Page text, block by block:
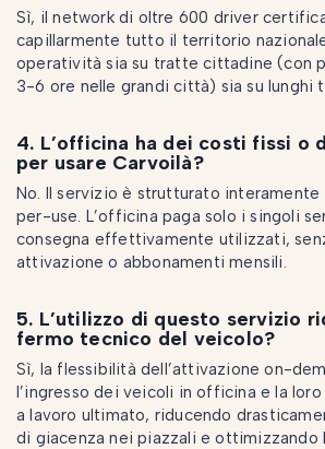
Sì, il network di oltre 600 driver
capillarmente tutto il territorio
operatività sia su tratte cittadine (con
3-6 ore nelle grandi città) sia su lunghi
4. L’officina ha dei costi fissi o
per usare Carvoilà?
No. Il servizio è strutturato
per-use. L’officina paga solo i singoli
consegna effettivamente utilizzati,
attivazione o abbonamenti mensili.
5. L’utilizzo di questo servizio
fermo tecnico del veicolo?
Sì, la flessibilità dell’attivazione on-
l’ingresso dei veicoli in officina e la
a lavoro ultimato, riducendo
di giacenza nei piazzali e ottimizzando